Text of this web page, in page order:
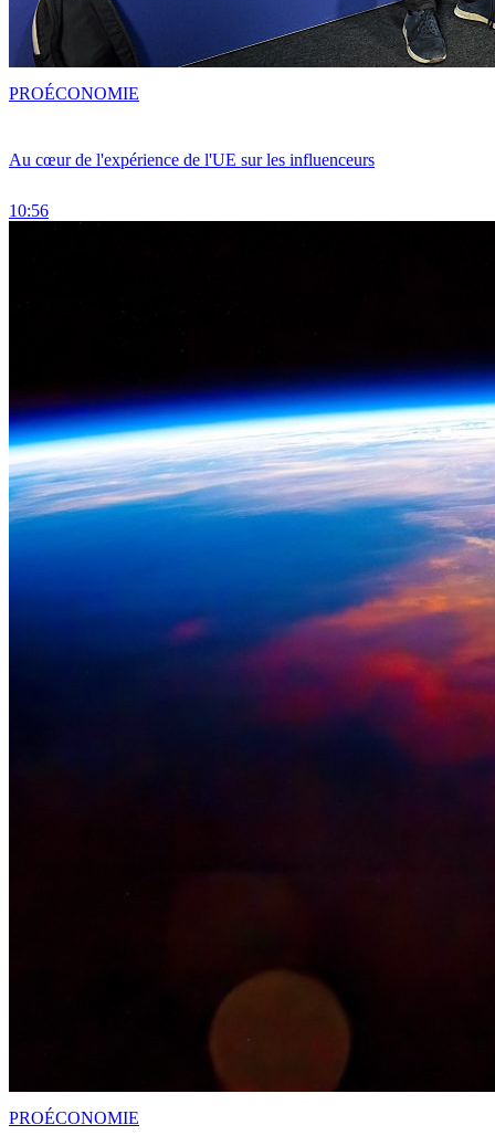
Au cœur de l'expérience de l'UE sur les influenceurs
10:56
PROÉCONOMIE
PROÉCONOMIE